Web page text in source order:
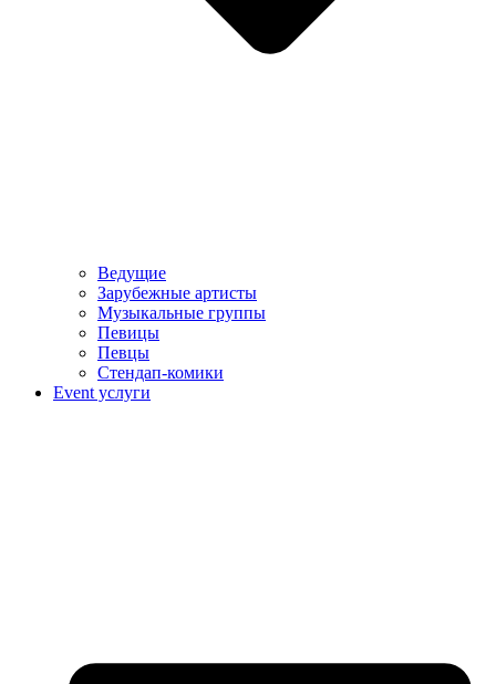
Ведущие
Зарубежные артисты
Музыкальные группы
Певицы
Певцы
Стендап-комики
Event услуги